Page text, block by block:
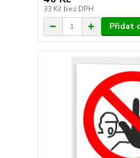
33 Kč bez DPH
Přidat